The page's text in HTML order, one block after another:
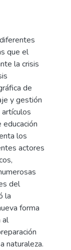
que el
la crisis
de
y gestión
los
actores
del
la
forma
al
naturaleza.